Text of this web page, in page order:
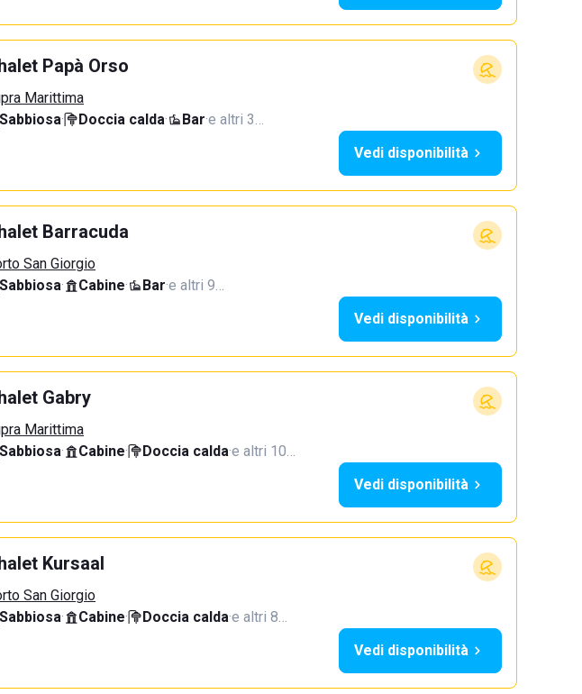
Papà Orso
Marittima
Sabbiosa· Doccia calda· Bar·e altri 3…
Vedi disponibilità
Barracuda
San Giorgio
Sabbiosa· Cabine· Bar·e altri 9…
Vedi disponibilità
Gabry
Marittima
Sabbiosa· Cabine· Doccia calda·e altri 10…
Vedi disponibilità
Kursaal
San Giorgio
Sabbiosa· Cabine· Doccia calda·e altri 8…
Vedi disponibilità